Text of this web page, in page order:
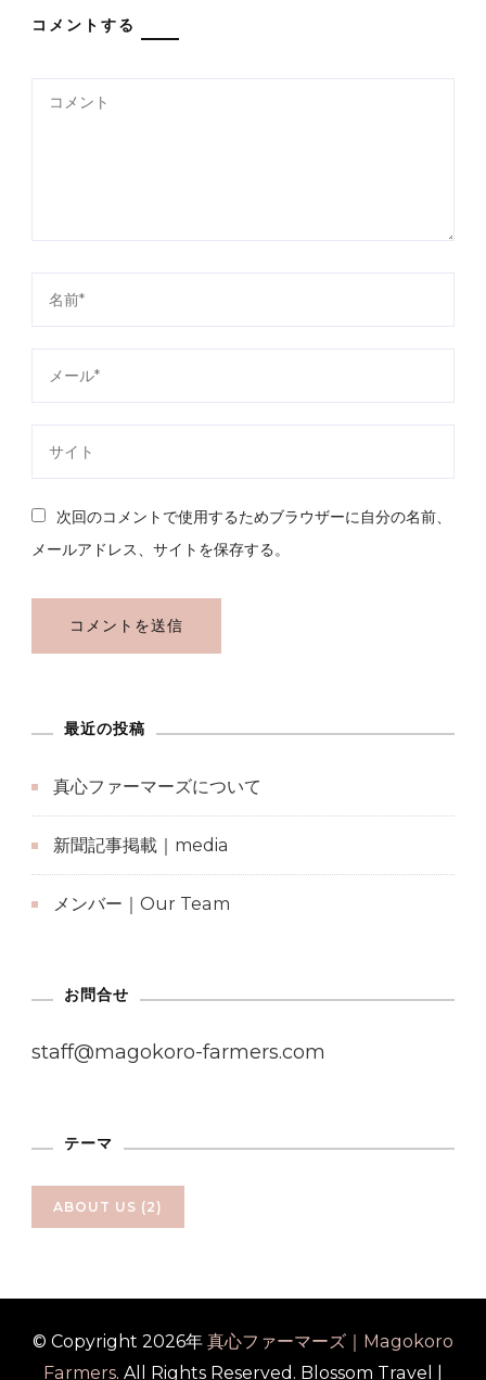
コメントする
次回のコメントで使用するためブラウザーに自分の名前、
メールアドレス、サイトを保存する。
最近の投稿
真心ファーマーズについて
新聞記事掲載｜media
メンバー｜Our Team
お問合せ
staff@magokoro-farmers.com
テーマ
ABOUT US (2)
© Copyright 2026年 真心ファーマーズ｜Magokoro
Farmers. All Rights Reserved. Blossom Travel |